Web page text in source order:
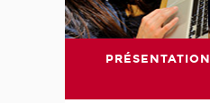
PRÉSENTATION